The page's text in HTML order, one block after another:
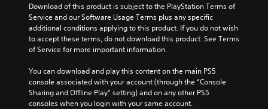
Download of this product is subject to the PlayStation Terms of
Service and our Software Usage Terms plus any specific
additional conditions applying to this product. If you do not wish
to accept these terms, do not download this product. See Terms
of Service for more important information.
You can download and play this content on the main PS5
console associated with your account (through the “Console
Sharing and Offline Play” setting) and on any other PS5
consoles when you login with your same account.